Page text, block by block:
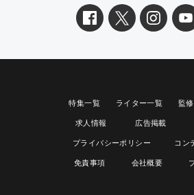
特集一覧 ライター一覧 監
求人情報 広告掲載
プライバシーポリシー コン
免責事項 会社概要